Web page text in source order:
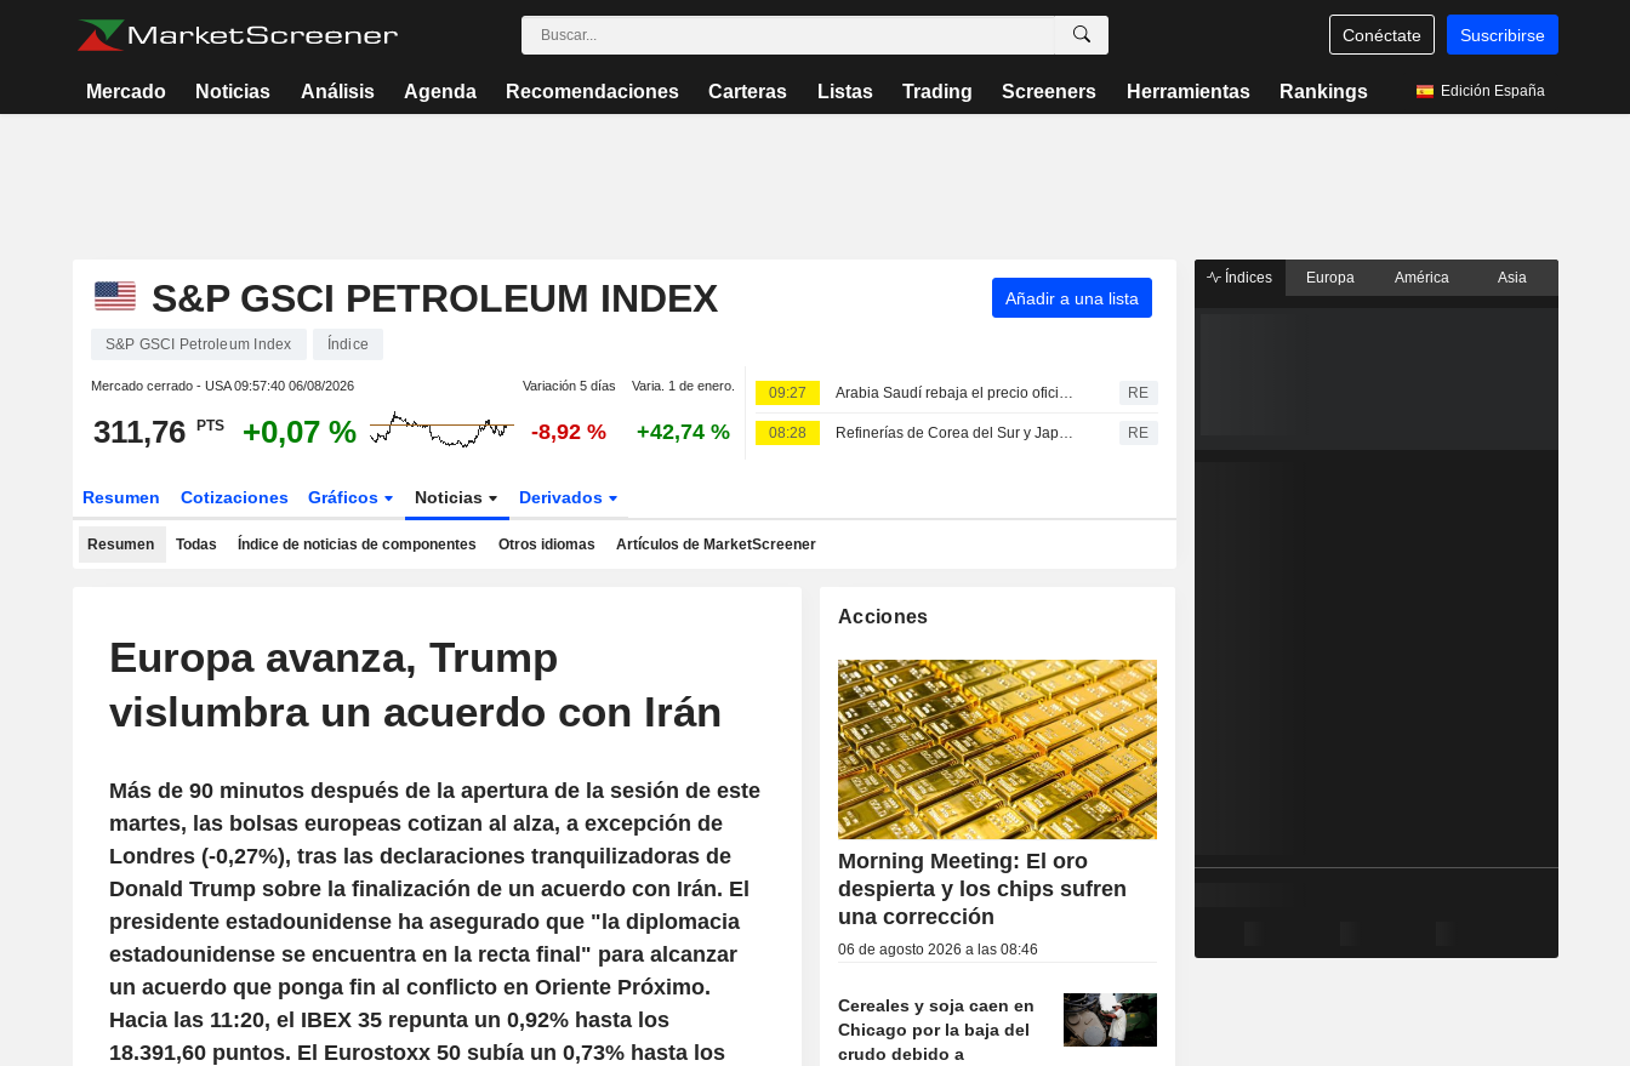
Conéctate Suscribirse
Mercado Noticias Análisis Agenda Recomendaciones Carteras Listas Trading Screeners Herramientas Rankings Edición España
S&P GSCI PETROLEUM INDEX Añadir a una lista
S&P GSCI Petroleum Index Índice
Mercado cerrado - USA09:57:40 06/08/2026 Variación 5 días Varia. 1 de enero.
311,76 PTS +0,07 % -8,92 % +42,74 %
09:27 Arabia Saudí rebaja el precio oficial del crudo Arab Light para Asia en septiembre RE
08:28 Refinerías de Corea del Sur y Japón compran crudo estadounidense, según fuentes del mercado RE
Resumen Cotizaciones Gráficos Noticias Derivados
Resumen Todas Índice de noticias de componentes Otros idiomas Artículos de MarketScreener
Europa avanza, Trump
vislumbra un acuerdo con Irán
Más de 90 minutos después de la apertura de la sesión de este
martes, las bolsas europeas cotizan al alza, a excepción de
Londres (-0,27%), tras las declaraciones tranquilizadoras de
Donald Trump sobre la finalización de un acuerdo con Irán. El
presidente estadounidense ha asegurado que "la diplomacia
estadounidense se encuentra en la recta final" para alcanzar
un acuerdo que ponga fin al conflicto en Oriente Próximo.
Hacia las 11:20, el IBEX 35 repunta un 0,92% hasta los
18.391,60 puntos. El Eurostoxx 50 subía un 0,73% hasta los
Acciones
Morning Meeting: El oro
despierta y los chips sufren
una corrección
06 de agosto 2026 a las 08:46
Cereales y soja caen en
Chicago por la baja del
crudo debido a
Índices Europa América Asia